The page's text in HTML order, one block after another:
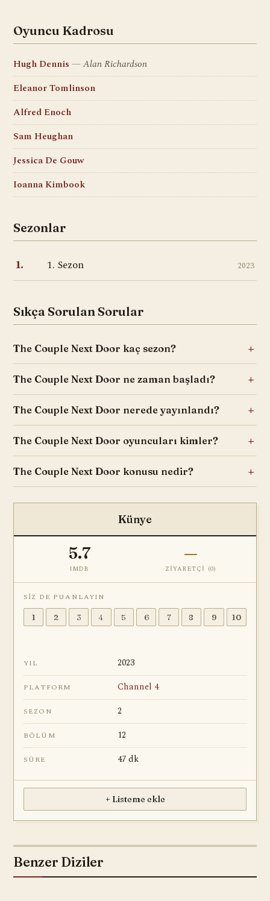
Oyuncu Kadrosu
Hugh Dennis
Alan Richardson
Eleanor Tomlinson
Alfred Enoch
Sam Heughan
Jessica De Gouw
Ioanna Kimbook
Sezonlar
1. 1. Sezon 2023
Sıkça Sorulan Sorular
The Couple Next Door kaç sezon?
The Couple Next Door ne zaman başladı?
The Couple Next Door nerede yayınlandı?
The Couple Next Door oyuncuları kimler?
The Couple Next Door konusu nedir?
Künye
5.7
IMDB
—
ZIYARETÇI (0)
SIZ DE PUANLAYIN
1 2 3 4 5 6 7 8 9 10
YIL 2023
PLATFORM Channel 4
SEZON 2
BÖLÜM 12
SÜRE 47 dk
+ Listeme ekle
Benzer Diziler